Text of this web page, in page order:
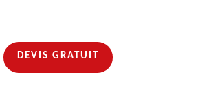
DEVIS GRATUIT